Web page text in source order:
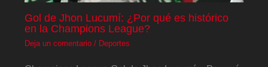
Gol de Jhon Lucumí: ¿Por qué es histórico
en la Champions League?
Deja un comentario / Deportes